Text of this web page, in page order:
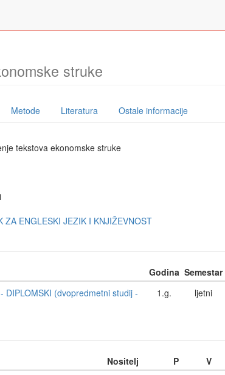
struke
Metode Literatura Ostale informacije
tekstova ekonomske struke
ZA ENGLESKI JEZIK I KNJIŽEVNOST
Godina Semestar
DIPLOMSKI (dvopredmetni studij -
1.g. ljetni
Nositelj P V